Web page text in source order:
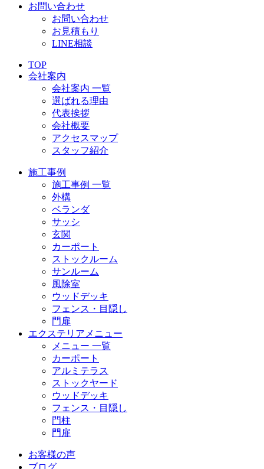
お問い合わせ
お問い合わせ
お見積もり
LINE相談
TOP
会社案内
会社案内 一覧
選ばれる理由
代表挨拶
会社概要
アクセスマップ
スタッフ紹介
施工事例
施工事例 一覧
外構
ベランダ
サッシ
玄関
カーポート
ストックルーム
サンルーム
風除室
ウッドデッキ
フェンス・目隠し
門扉
エクステリアメニュー
メニュー 一覧
カーポート
アルミテラス
ストックヤード
ウッドデッキ
フェンス・目隠し
門柱
門扉
お客様の声